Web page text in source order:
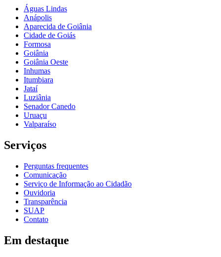
Águas Lindas
Anápolis
Aparecida de Goiânia
Cidade de Goiás
Formosa
Goiânia
Goiânia Oeste
Inhumas
Itumbiara
Jataí
Luziânia
Senador Canedo
Uruaçu
Valparaíso
Serviços
Perguntas frequentes
Comunicação
Serviço de Informação ao Cidadão
Ouvidoria
Transparência
SUAP
Contato
Em destaque